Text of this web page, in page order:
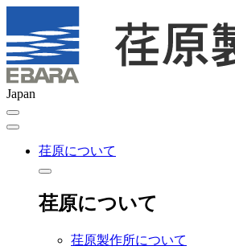
Japan
荏原について
荏原について
荏原製作所について